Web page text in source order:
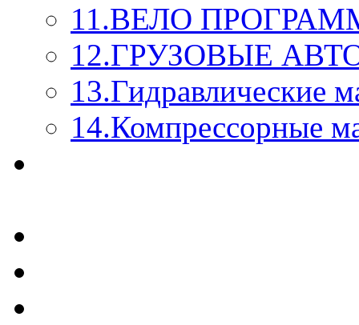
11.ВЕЛО
12.ГРУЗОВЫЕ
13.Гидравлические
14.Компрессорные